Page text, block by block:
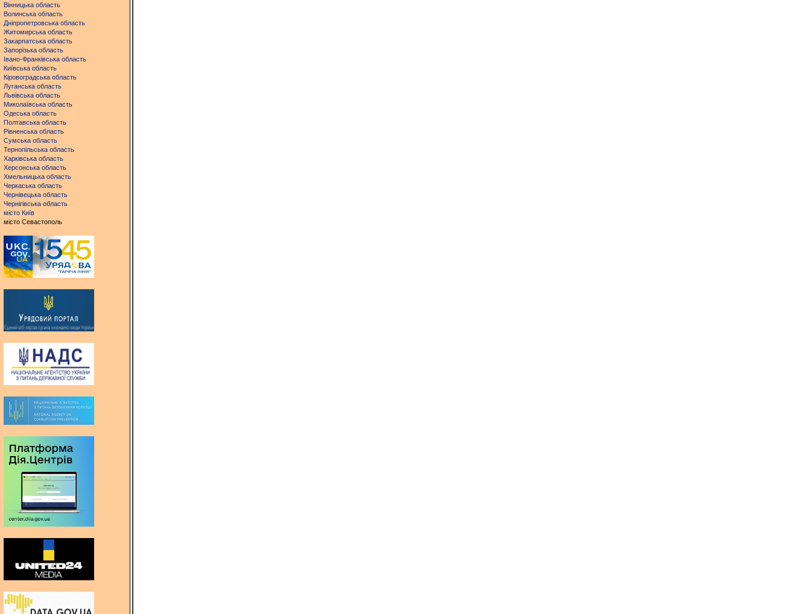
Вінницька область
Волинська область
Дніпропетровська область
Житомирська область
Закарпатська область
Запорізька область
Івано-Франківська область
Київська область
Кіровоградська область
Луганська область
Львівська область
Миколаївська область
Одеська область
Полтавська область
Рівненська область
Сумська область
Тернопільська область
Харківська область
Херсонська область
Хмельницька область
Черкаська область
Чернівецька область
Чернігівська область
місто Київ
місто Севастополь